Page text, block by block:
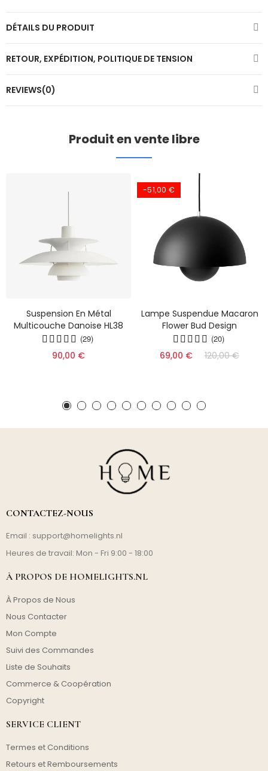
DÉTAILS DU PRODUIT
RETOUR, EXPÉDITION, POLITIQUE DE TENSION
REVIEWS(0)
Produit en vente libre
Suspension En Métal
Multicouche Danoise HL38
(29)
90,00 €
-51,00 €
Lampe Suspendue Macaron
Flower Bud Design
(20)
69,00 € 120,00 €
CONTACTEZ-NOUS
Email : support@homelights.nl
Heures de travail: Mon - Fri 9:00 - 18:00
À PROPOS DE HOMELIGHTS.NL
À Propos de Nous
Nous Contacter
Mon Compte
Suivi des Commandes
Liste de Souhaits
Commerce & Coopération
Copyright
SERVICE CLIENT
Termes et Conditions
Retours et Remboursements